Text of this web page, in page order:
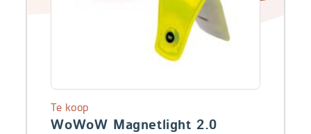
WoWoW Magnetlight 2.0
Te koop